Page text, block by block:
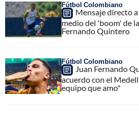
Fútbol Colombiano
Mensaje directo
medio del 'boom' de
Fernando Quintero
Fútbol Colombiano
Juan Fernando
acuerdo con el
equipo que amo"